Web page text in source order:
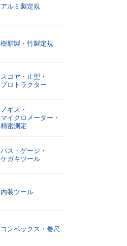
アルミ製定規
樹脂製 ・ 竹製定規
スコヤ ・ 止型 ・
プロトラクター
ノギス ・
マイクロメーター ・
精密測定
パス ・ ゲージ ・
ケガキツール
内装ツール
コンベックス ・ 巻尺